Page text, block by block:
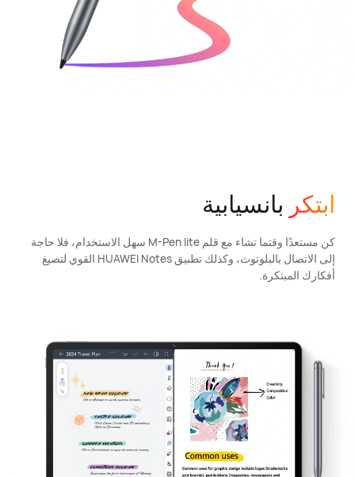
ابتكر بانسيابية
كن مستعدًا وقتما تشاء مع قلم M-Pen lite سهل الاستخدام، فلا حاجة
إلى الاتصال بالبلوتوث، وكذلك تطبيق HUAWEI Notes القوي لتصيغ
أفكارك المبتكرة.